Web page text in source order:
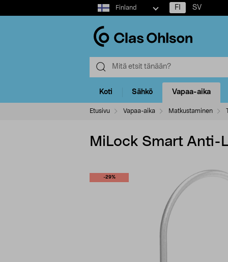
Select
market
Finland FI SV
Koti Sähkö Vapaa-aika
Etusivu Vapaa-aika Matkustaminen
MiLock Smart Anti-
-29%